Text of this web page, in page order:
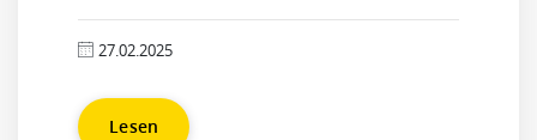
27.02.2025
Lesen